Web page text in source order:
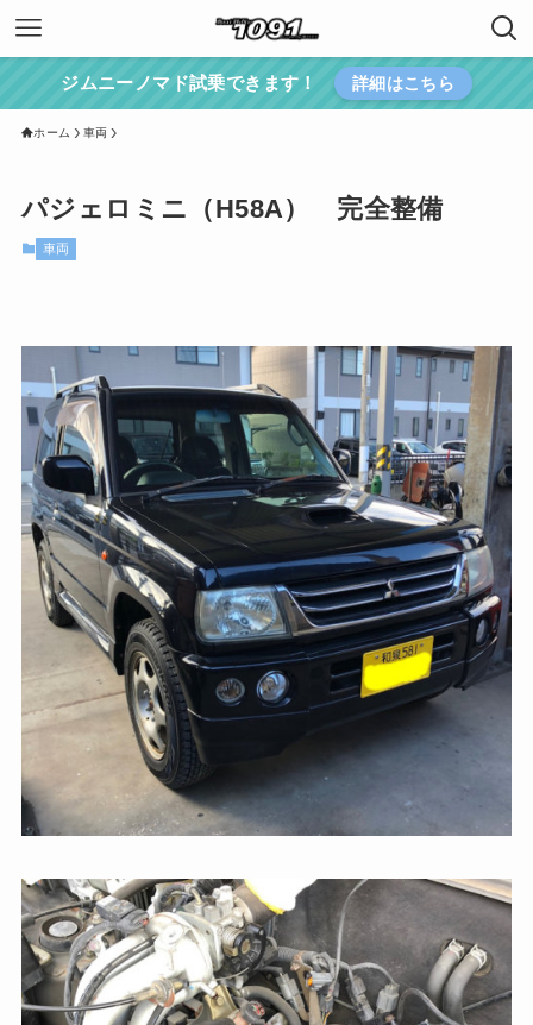
ジムニーノマド試乗できます！ 詳細はこちら
ホーム 車両
パジェロミニ（H58A） 完全整備
車両